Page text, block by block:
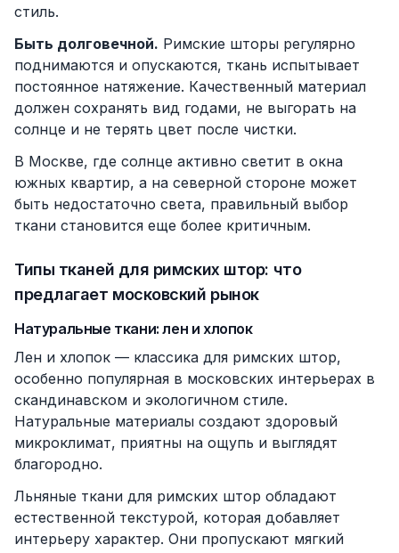
стиль.
Быть долговечной. Римские шторы регулярно
поднимаются и опускаются, ткань испытывает
постоянное натяжение. Качественный материал
должен сохранять вид годами, не выгорать на
солнце и не терять цвет после чистки.
В Москве, где солнце активно светит в окна
южных квартир, а на северной стороне может
быть недостаточно света, правильный выбор
ткани становится еще более критичным.
Типы тканей для римских штор: что
предлагает московский рынок
Натуральные ткани: лен и хлопок
Лен и хлопок — классика для римских штор,
особенно популярная в московских интерьерах в
скандинавском и экологичном стиле.
Натуральные материалы создают здоровый
микроклимат, приятны на ощупь и выглядят
благородно.
Льняные ткани для римских штор обладают
естественной текстурой, которая добавляет
интерьеру характер. Они пропускают мягкий